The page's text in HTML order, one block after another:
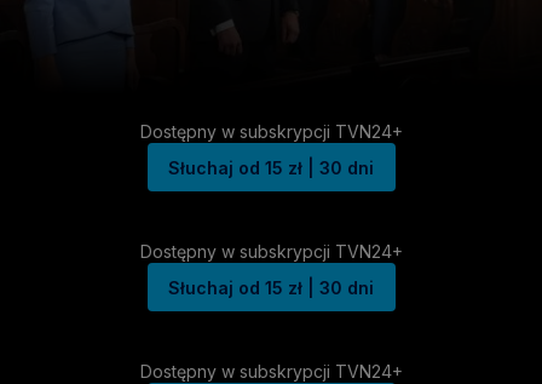
Dostępny w subskrypcji TVN24+
Słuchaj od 15 zł | 30 dni
Dostępny w subskrypcji TVN24+
Słuchaj od 15 zł | 30 dni
Dostępny w subskrypcji TVN24+